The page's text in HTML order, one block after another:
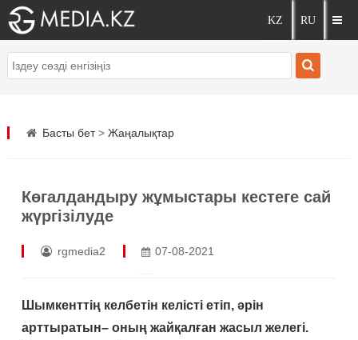
Басты бет> Жаңалықтар
Көгалдандыру жұмыстары кестеге сай
жүргізілуде
rgmedia2 07-08-2021
Шымкенттің келбетін келісті етіп, әрін
арттыратын– оның жайқалған жасыл желегі.